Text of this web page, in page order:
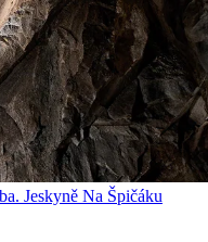
Jeskyně Na Špičáku